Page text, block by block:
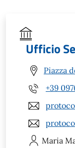
Ufficio
Piazza
+39
Maria